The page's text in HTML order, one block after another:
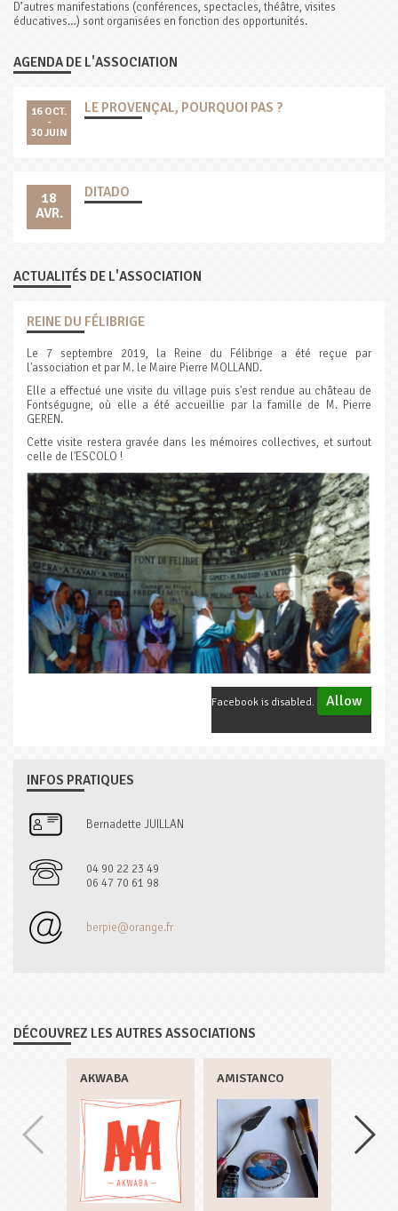
D’autres manifestations (conférences, spectacles, théâtre, visites
éducatives…) sont organisées en fonction des opportunités.
AGENDA DE L'ASSOCIATION
16 OCT.
-
30 JUIN
LE PROVENÇAL, POURQUOI PAS ?
18
AVR.
DITADO
ACTUALITÉS DE L'ASSOCIATION
REINE DU FÉLIBRIGE
Le 7 septembre 2019, la Reine du Félibrige a été reçue par
l'association et par M. le Maire Pierre MOLLAND.
Elle a effectué une visite du village puis s'est rendue au château de
Fontségugne, où elle a été accueillie par la famille de M. Pierre
GEREN.
Cette visite restera gravée dans les mémoires collectives, et surtout
celle de l'ESCOLO !
Facebook is disabled. Allow
INFOS PRATIQUES
Bernadette JUILLAN
04 90 22 23 49
06 47 70 61 98
berpie@orange.fr
DÉCOUVREZ LES AUTRES ASSOCIATIONS
AKWABA AMISTANCO